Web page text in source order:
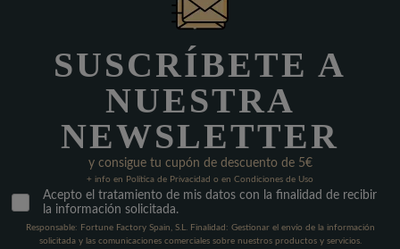
SUSCRÍBETE A
NUESTRA
NEWSLETTER
y consigue tu cupón de descuento de 5€
+ info en Política de Privacidad o en Condiciones de Uso
Acepto el tratamiento de mis datos con la finalidad de recibir
la información solicitada.
Responsable: Fortune Factory Spain, S.L. Finalidad: Gestionar el envío de la información
solicitada y las comunicaciones comerciales sobre nuestros productos y servicios.